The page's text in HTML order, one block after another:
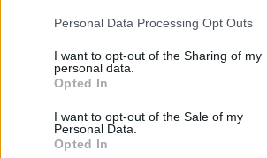
Please note that this website/app uses
not limited to your visit or usage behaviour.
grant or deny consent to Google and its
use your data for below specified
consent section.
Personal Data Processing Opt Outs
I want to opt-out of the Sharing of my
personal data.
Opted In
I want to opt-out of the Sale of my
Personal Data.
Opted In
PortogalloEmpresa na Hora/
Italia registro imprese e SUAP;
settimane.
Germania
Austriaregistro + notaio; 1–2
Belgioone-stop guichet; 1–7